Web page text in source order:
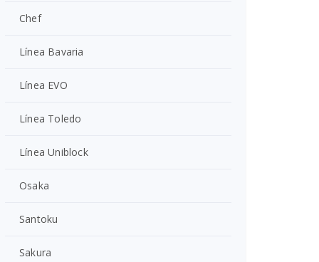
Chef
Línea Bavaria
Línea EVO
Línea Toledo
Línea Uniblock
Osaka
Santoku
Sakura